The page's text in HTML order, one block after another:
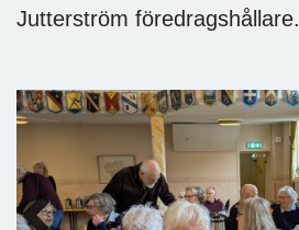
Jutterström föredragshållare.